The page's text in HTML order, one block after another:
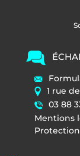
1 rue
03 88
Mentions